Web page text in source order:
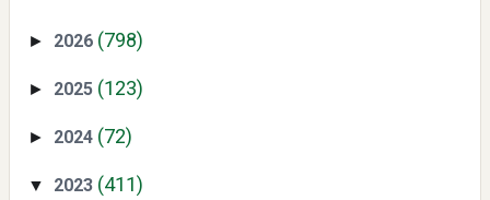
Non-Academic Prominence Versi EduRank 2026
► 2026 (798)
► 2025 (123)
► 2024 (72)
▼ 2023 (411)